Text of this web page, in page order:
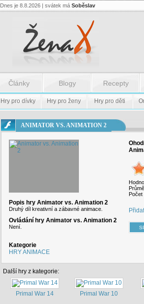
Dnes je 8.8.2026 | svátek má Soběslav
Články Blogy Recepty
Hry pro dívky Hry pro ženy Hry pro děti
ANIMATOR VS. ANIMATION 2
Popis hry Animator vs. Animation 2
Druhý díl kreativní a zábavné animace.
Ovládání hry Animator vs. Animation 2
Není.
Kategorie
HRY ANIMACE
Počet
Další hry z kategorie:
Primal War 14 Primal War 10